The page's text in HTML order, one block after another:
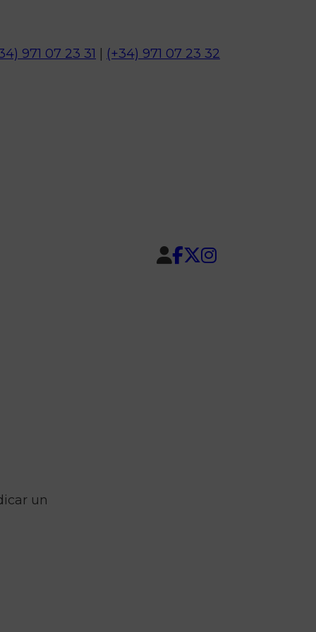
971 07 23 31 (+34) 971 07 23 32
un